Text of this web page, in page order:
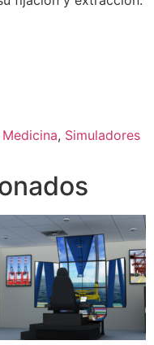
Medicina, Simuladores